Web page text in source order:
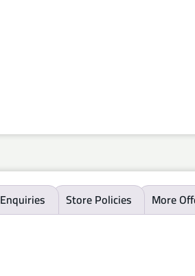
More
Store Policies
Enquiries